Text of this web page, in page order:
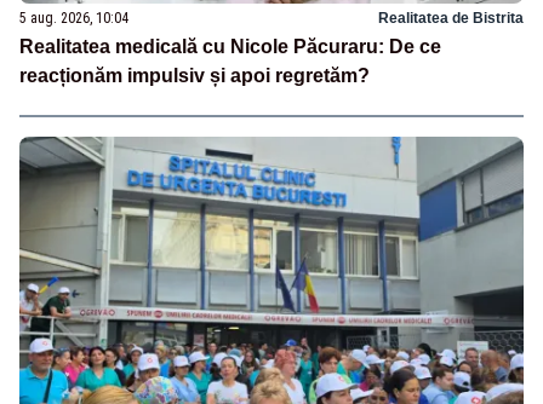
5 aug. 2026, 10:04 Realitatea de Bistrita
Realitatea medicală cu Nicole Păcuraru: De ce
reacționăm impulsiv și apoi regretăm?